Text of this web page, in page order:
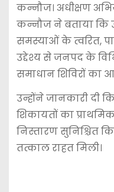
कन्नौज। अधीक्षण
कन्नौज ने बताया कि
समस्याओं के त्वरित,
उद्देश्य से जनपद के
समाधान शिविरों का
उन्होंने जानकारी दी
शिकायतों का
निस्तारण सुनिश्चित
तत्काल राहत मिली।